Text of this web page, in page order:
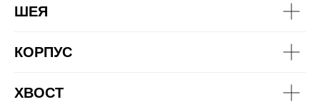
ШЕЯ
КОРПУС
ХВОСТ